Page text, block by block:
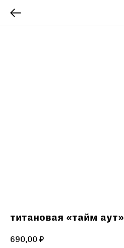
титановая «тайм аут»
690,00 ₽